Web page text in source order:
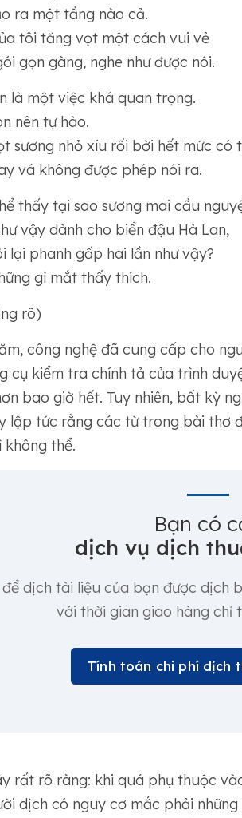
ra một tầng nào cả.
tôi tăng vọt một cách vui vẻ
gọn gàng, nghe như được nói.
là một việc khá quan trọng.
nên tự hào.
sương nhỏ xíu rối bời hết mức có
vá không được phép nói ra.
thấy tại sao sương mai cầu
vậy dành cho biển đậu Hà Lan,
lại phanh gấp hai lần như vậy?
gì mắt thấy thích.
rõ)
công nghệ đã cung cấp cho
cụ kiểm tra chính tả của trình
bao giờ hết. Tuy nhiên, bất kỳ
lập tức rằng các từ trong bài thơ
thể.
Bạn có
dịch vụ dịch
dịch tài liệu của bạn được dịch
với thời gian giao hàng chỉ
Tính toán chi phí dịch
rất rõ ràng: khi quá phụ thuộc
dịch có nguy cơ mắc phải